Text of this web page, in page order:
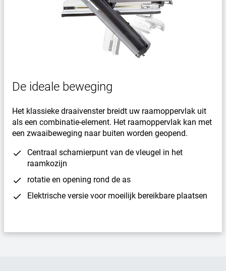
De ideale beweging
Het klassieke draaivenster breidt uw raamoppervlak uit
als een combinatie-element. Het raamoppervlak kan met
een zwaaibeweging naar buiten worden geopend.
Centraal scharnierpunt van de vleugel in het
raamkozijn
rotatie en opening rond de as
Elektrische versie voor moeilijk bereikbare plaatsen